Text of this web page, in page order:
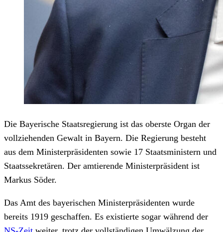
Die Bayerische Staatsregierung ist das oberste Organ der
vollziehenden Gewalt in Bayern. Die Regierung besteht
aus dem Ministerpräsidenten sowie 17 Staatsministern und
Staatssekretären. Der amtierende Ministerpräsident ist
Markus Söder.
Das Amt des bayerischen Ministerpräsidenten wurde
bereits 1919 geschaffen. Es existierte sogar während der